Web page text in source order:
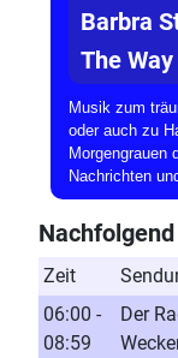
Barbra
The
Musik zum
oder auch zu
Morgengrauen
Nachrichten
Zeit
06:00 -
08:59
Der